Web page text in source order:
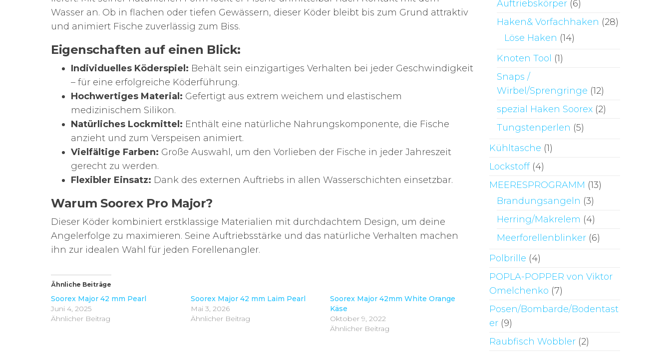
Wasser an. Ob in flachen oder tiefen Gewässern, dieser Köder bleibt bis zum Grund attraktiv
und animiert Fische zuverlässig zum Biss.
Eigenschaften auf einen Blick:
Individuelles Köderspiel: Behält sein einzigartiges Verhalten bei jeder Geschwindigkeit
– für eine erfolgreiche Köderführung.
Hochwertiges Material: Gefertigt aus extrem weichem und elastischem
medizinischem Silikon.
Natürliches Lockmittel: Enthält eine natürliche Nahrungskomponente, die Fische
anzieht und zum Verspeisen animiert.
Vielfältige Farben: Große Auswahl, um den Vorlieben der Fische in jeder Jahreszeit
gerecht zu werden.
Flexibler Einsatz: Dank des externen Auftriebs in allen Wasserschichten einsetzbar.
Warum Soorex Pro Major?
Dieser Köder kombiniert erstklassige Materialien mit durchdachtem Design, um deine
Angelerfolge zu maximieren. Seine Auftriebsstärke und das natürliche Verhalten machen
ihn zur idealen Wahl für jeden Forellenangler.
Ähnliche Beiträge
Soorex Major 42 mm Pearl
Juni 4, 2025
Ähnlicher Beitrag
Soorex Major 42 mm Laim Pearl
Mai 3, 2026
Ähnlicher Beitrag
Soorex Major 42mm White Orange
Käse
Oktober 9, 2022
Ähnlicher Beitrag
Auftriebskörper (6)
Haken& Vorfachhaken (28)
Löse Haken (14)
Knoten Tool (1)
Snaps /
Wirbel/Sprengringe (12)
spezial Haken Soorex (2)
Tungstenperlen (5)
Kühltasche (1)
Lockstoff (4)
MEERESPROGRAMM (13)
Brandungsangeln (3)
Herring/Makrelem (4)
Meerforellenblinker (6)
Polbrille (4)
POPLA-POPPER von Viktor
Omelchenko (7)
Posen/Bombarde/Bodentast
er (9)
Raubfisch Wobbler (2)